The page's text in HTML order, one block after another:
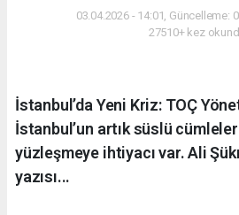
03.04.2026 - 14:01, Güncelleme:
27510+ kez
İstanbul’da Yeni Kriz: TOÇ
İstanbul’un artık süslü
yüzleşmeye ihtiyacı var. Ali
yazısı...